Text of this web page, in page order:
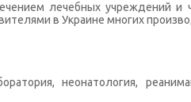
лечебных учреждений и
в Украине многих
неонатология,